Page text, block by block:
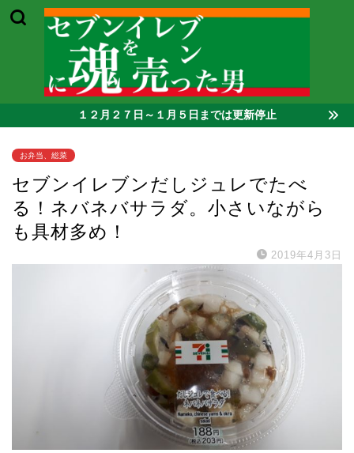
１２月２７日～１月５日までは更新停止
お弁当、総菜
セブンイレブンだしジュレでたべ
る！ネバネバサラダ。小さいながら
も具材多め！
2019年4月3日